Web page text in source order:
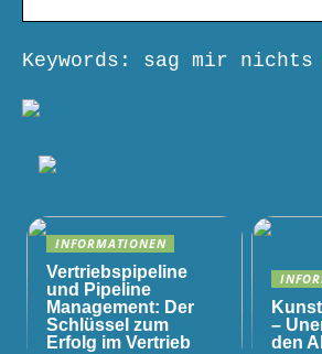
Keywords: sag mir nichts
INFORMATIONEN
Vertriebspipeline
und Pipeline
Management: Der
Schlüssel zum
Erfolg im Vertrieb
–
den